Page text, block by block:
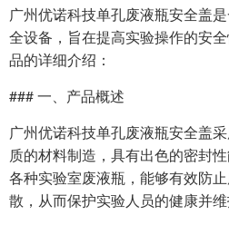
广州优诺科技单孔废液瓶安全盖
全设备，旨在提高实验操作的安
品的详细介绍：
### 一、产品概述
广州优诺科技单孔废液瓶安全盖
质的材料制造，具有出色的密封
各种实验室废液瓶，能够有效防
散，从而保护实验人员的健康并维